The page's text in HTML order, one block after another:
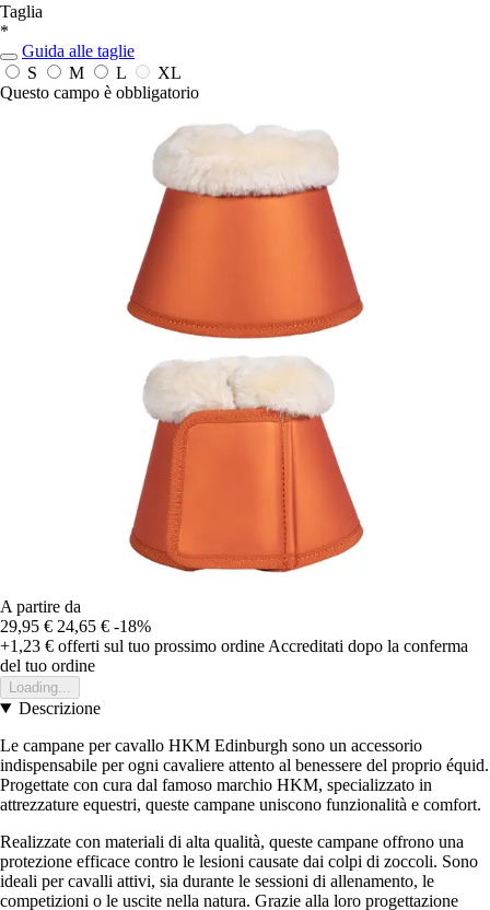
Taglia
*
Guida alle taglie
S
M L
XL
Questo campo è obbligatorio
A partire da
29,95 € 24,65 € -18%
+1,23 € offerti sul tuo prossimo ordine Accreditati dopo la conferma
del tuo ordine
Loading...
Descrizione
Le campane per cavallo HKM Edinburgh sono un accessorio
indispensabile per ogni cavaliere attento al benessere del proprio équid.
Progettate con cura dal famoso marchio HKM, specializzato in
attrezzature equestri, queste campane uniscono funzionalità e comfort.
Realizzate con materiali di alta qualità, queste campane offrono una
protezione efficace contro le lesioni causate dai colpi di zoccoli. Sono
ideali per cavalli attivi, sia durante le sessioni di allenamento, le
competizioni o le uscite nella natura. Grazie alla loro progettazione